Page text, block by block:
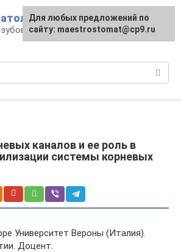
диагностика и
каналов и ее роль в
системы корневых
Университет Вероны (Италия).
Доцент.
Для любых предложений по
сайту: maestrostomat@cp9.ru